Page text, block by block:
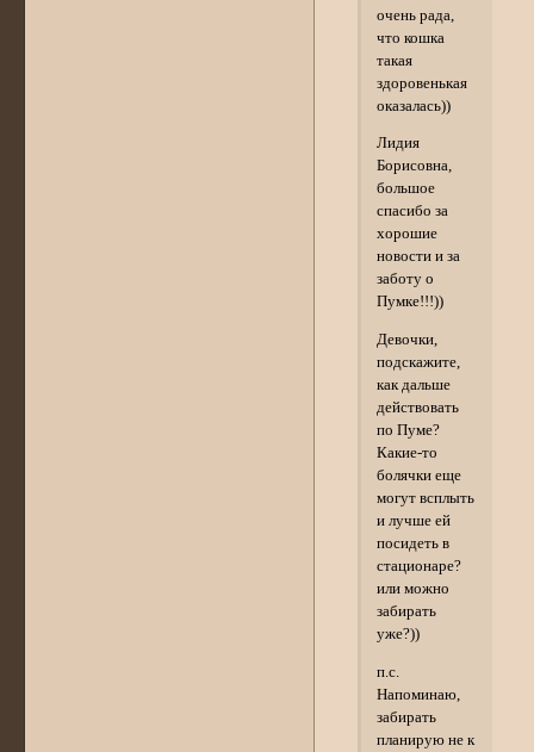
очень рада,
что кошка
такая
здоровенькая
оказалась))
Лидия
Борисовна,
большое
спасибо за
хорошие
новости и за
заботу о
Пумке!!!))
Девочки,
подскажите,
как дальше
действовать
по Пуме?
Какие-то
болячки еще
могут всплыть
и лучше ей
посидеть в
стационаре?
или можно
забирать
уже?))
п.с.
Напоминаю,
забирать
планирую не к